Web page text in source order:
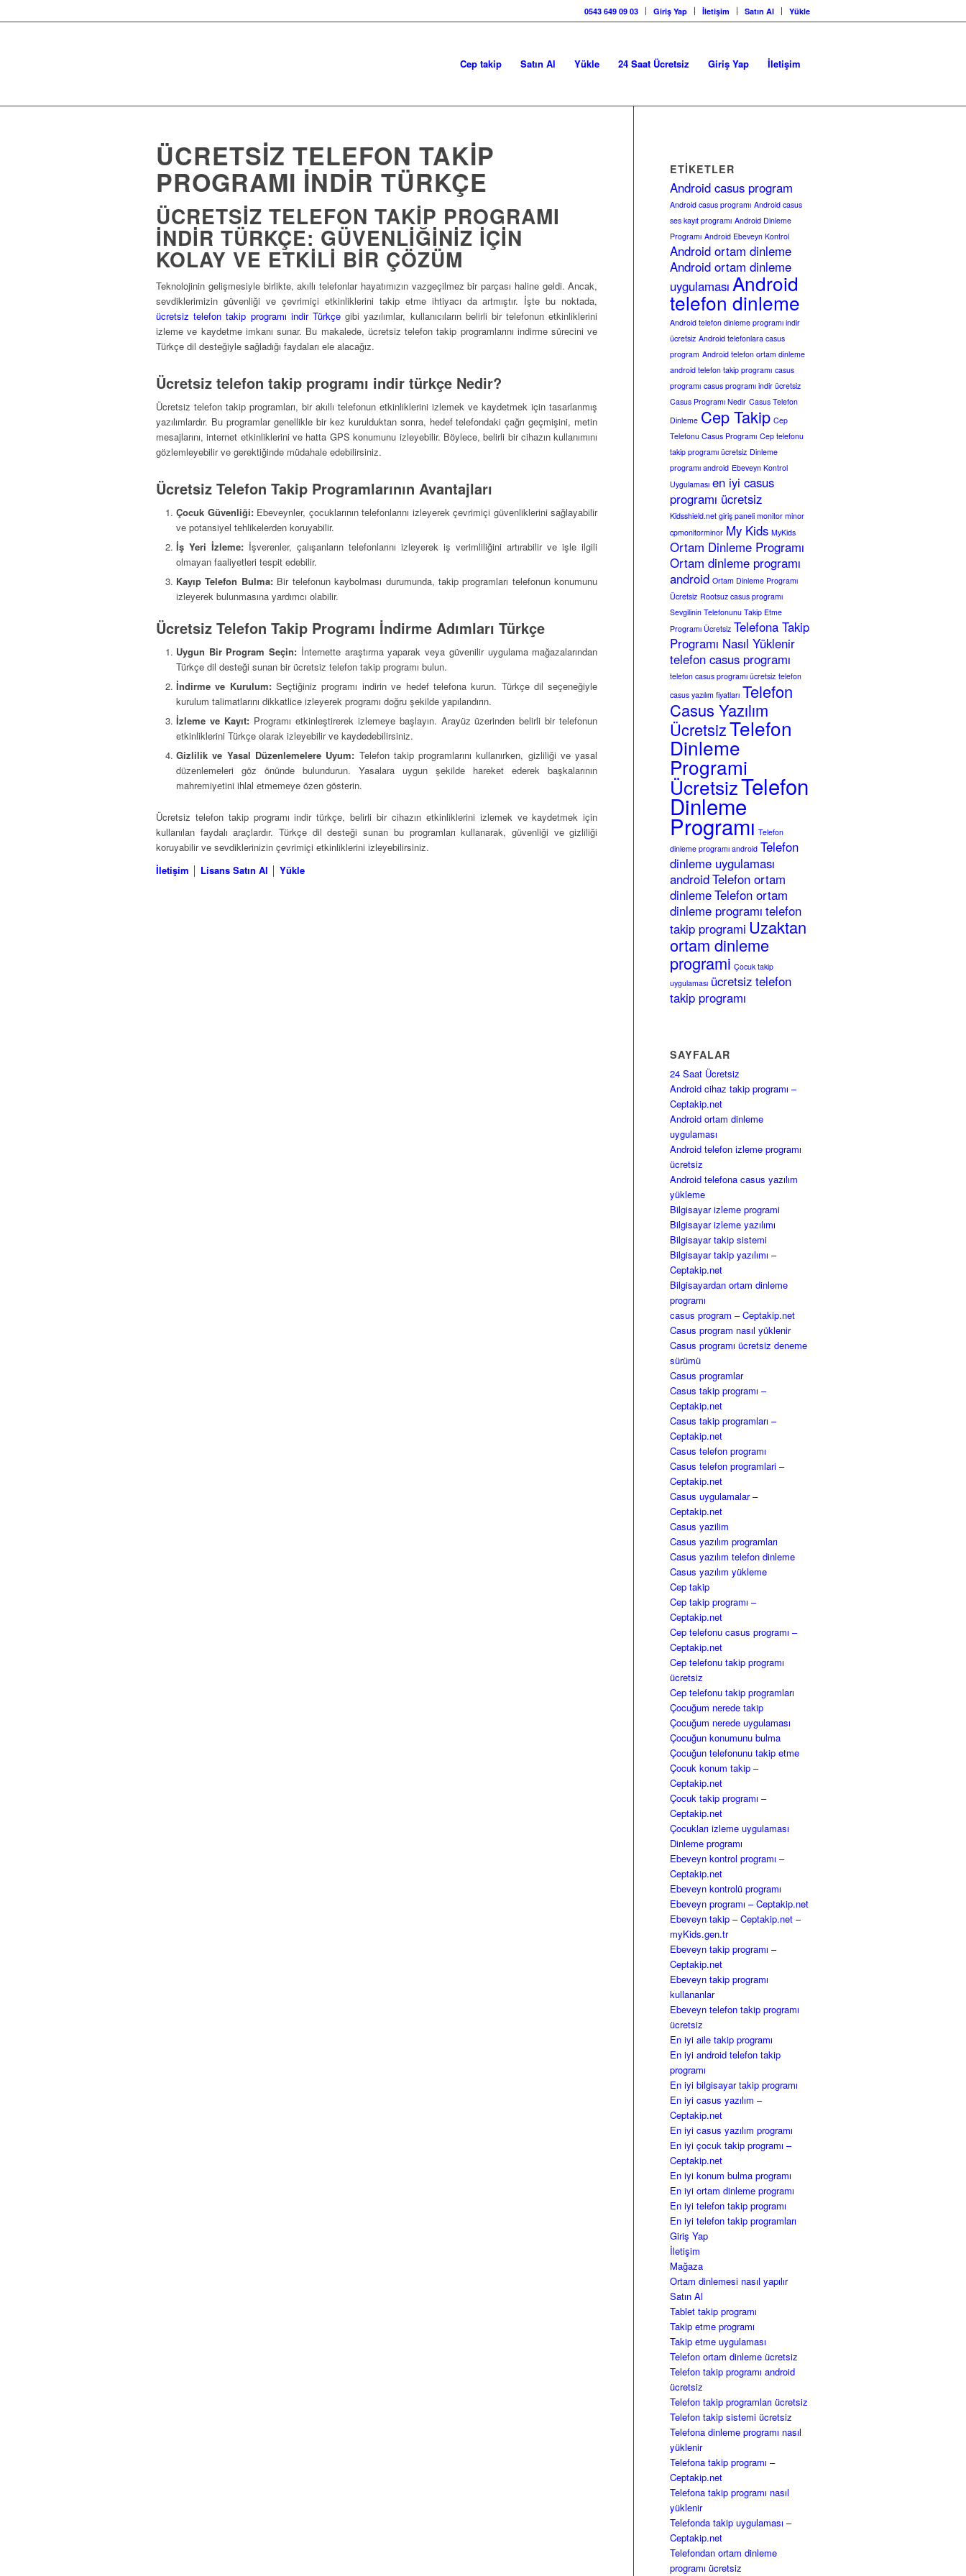
0543 649 09 03 Giriş Yap İletişim Satın Al Yükle
Cep takip Satın Al Yükle 24 Saat Ücretsiz Giriş Yap İletişim
ÜCRETSIZ TELEFON TAKIP
PROGRAMI INDIR TÜRKÇE
ÜCRETSIZ TELEFON TAKIP PROGRAMI
INDIR TÜRKÇE: GÜVENLIĞINIZ İÇIN
KOLAY VE ETKILI BIR ÇÖZÜM
Teknolojinin gelişmesiyle birlikte, akıllı telefonlar hayatımızın vazgeçilmez bir parçası haline geldi. Ancak,
sevdiklerimizin güvenliği ve çevrimiçi etkinliklerini takip etme ihtiyacı da artmıştır. İşte bu noktada,
ücretsiz telefon takip programı indir Türkçegibi yazılımlar, kullanıcıların belirli bir telefonun etkinliklerini
izleme ve kaydetme imkanı sunar. Bu makalede, ücretsiz telefon takip programlarını indirme sürecini ve
Türkçe dil desteğiyle sağladığı faydaları ele alacağız.
Ücretsiz telefon takip programı indir türkçe Nedir?
Ücretsiz telefon takip programları, bir akıllı telefonun etkinliklerini izlemek ve kaydetmek için tasarlanmış
yazılımlardır. Bu programlar genellikle bir kez kurulduktan sonra, hedef telefondaki çağrı geçmişini, metin
mesajlarını, internet etkinliklerini ve hatta GPS konumunu izleyebilir. Böylece, belirli bir cihazın kullanımını
gözlemleyebilir ve gerektiğinde müdahale edebilirsiniz.
Ücretsiz Telefon Takip Programlarının Avantajları
Çocuk Güvenliği:Ebeveynler, çocuklarının telefonlarını izleyerek çevrimiçi güvenliklerini sağlayabilir
ve potansiyel tehlikelerden koruyabilir.
İş Yeri İzleme: İşverenler, çalışanların telefonlarını izleyerek iş verimliliğini artırabilir ve işle ilgili
olmayan faaliyetleri tespit edebilir.
Kayıp Telefon Bulma:Bir telefonun kaybolması durumunda, takip programları telefonun konumunu
izleyerek bulunmasına yardımcı olabilir.
Ücretsiz Telefon Takip Programı İndirme Adımları Türkçe
Uygun Bir Program Seçin: İnternette araştırma yaparak veya güvenilir uygulama mağazalarından
Türkçe dil desteği sunan bir ücretsiz telefon takip programı bulun.
İndirme ve Kurulum:Seçtiğiniz programı indirin ve hedef telefona kurun. Türkçe dil seçeneğiyle
kurulum talimatlarını dikkatlice izleyerek programı doğru şekilde yapılandırın.
İzleme ve Kayıt:Programı etkinleştirerek izlemeye başlayın. Arayüz üzerinden belirli bir telefonun
etkinliklerini Türkçe olarak izleyebilir ve kaydedebilirsiniz.
Gizlilik ve Yasal Düzenlemelere Uyum: Telefon takip programlarını kullanırken, gizliliği ve yasal
düzenlemeleri göz önünde bulundurun. Yasalara uygun şekilde hareket ederek başkalarının
mahremiyetini ihlal etmemeye özen gösterin.
Ücretsiz telefon takip programı indir türkçe, belirli bir cihazın etkinliklerini izlemek ve kaydetmek için
kullanılan faydalı araçlardır. Türkçe dil desteği sunan bu programları kullanarak, güvenliği ve gizliliği
koruyabilir ve sevdiklerinizin çevrimiçi etkinliklerini izleyebilirsiniz.
İletişim │ Lisans Satın Al │ Yükle
ETIKETLER
Android casus program
Android casus programı Android casus
ses kayıt programı Android Dinleme
Programı Android Ebeveyn Kontrol
Android ortam dinleme
Android ortam dinleme
uygulaması Android
telefon dinleme
Android telefon dinleme programı indir
ücretsiz Android telefonlara casus
program Android telefon ortam dinleme
android telefon takip programı casus
programı casus programı indir ücretsiz
Casus Programı Nedir Casus Telefon
Dinleme Cep Takip Cep
Telefonu Casus Programı Cep telefonu
takip programı ücretsiz Dinleme
programı android Ebeveyn Kontrol
Uygulaması en iyi casus
programı ücretsiz
Kidsshield.net giriş paneli monitor minor
cpmonitorminor My Kids MyKids
Ortam Dinleme Programı
Ortam dinleme programı
android Ortam Dinleme Programı
Ücretsiz Rootsuz casus programı
Sevgilinin Telefonunu Takip Etme
Programı Ücretsiz Telefona Takip
Programı Nasıl Yüklenir
telefon casus programı
telefon casus programı ücretsiz telefon
casus yazılım fiyatları Telefon
Casus Yazılım
ÜcretsizTelefon
Dinleme
Programi
ÜcretsizTelefon
Dinleme
Programı Telefon
dinleme programı android Telefon
dinleme uygulaması
androidTelefon ortam
dinlemeTelefon ortam
dinleme programı telefon
takip programi Uzaktan
ortam dinleme
programi Çocuk takip
uygulaması ücretsiz telefon
takip programı
SAYFALAR
24 Saat Ücretsiz
Android cihaz takip programı –
Ceptakip.net
Android ortam dinleme
uygulaması
Android telefon izleme programı
ücretsiz
Android telefona casus yazılım
yükleme
Bilgisayar izleme programi
Bilgisayar izleme yazılımı
Bilgisayar takip sistemi
Bilgisayar takip yazılımı –
Ceptakip.net
Bilgisayardan ortam dinleme
programı
casus program – Ceptakip.net
Casus program nasıl yüklenir
Casus programı ücretsiz deneme
sürümü
Casus programlar
Casus takip programı –
Ceptakip.net
Casus takip programları –
Ceptakip.net
Casus telefon programı
Casus telefon programlari –
Ceptakip.net
Casus uygulamalar –
Ceptakip.net
Casus yazilim
Casus yazılım programları
Casus yazılım telefon dinleme
Casus yazılım yükleme
Cep takip
Cep takip programı –
Ceptakip.net
Cep telefonu casus programı –
Ceptakip.net
Cep telefonu takip programı
ücretsiz
Cep telefonu takip programları
Çocuğum nerede takip
Çocuğum nerede uygulaması
Çocuğun konumunu bulma
Çocuğun telefonunu takip etme
Çocuk konum takip –
Ceptakip.net
Çocuk takip programı –
Ceptakip.net
Çocukları izleme uygulaması
Dinleme programı
Ebeveyn kontrol programı –
Ceptakip.net
Ebeveyn kontrolü programı
Ebeveyn programı – Ceptakip.net
Ebeveyn takip – Ceptakip.net –
myKids.gen.tr
Ebeveyn takip programı –
Ceptakip.net
Ebeveyn takip programı
kullananlar
Ebeveyn telefon takip programı
ücretsiz
En iyi aile takip programı
En iyi android telefon takip
programı
En iyi bilgisayar takip programı
En iyi casus yazılım –
Ceptakip.net
En iyi casus yazılım programı
En iyi çocuk takip programı –
Ceptakip.net
En iyi konum bulma programı
En iyi ortam dinleme programı
En iyi telefon takip programı
En iyi telefon takip programları
Giriş Yap
İletişim
Mağaza
Ortam dinlemesi nasıl yapılır
Satın Al
Tablet takip programı
Takip etme programı
Takip etme uygulaması
Telefon ortam dinleme ücretsiz
Telefon takip programı android
ücretsiz
Telefon takip programları ücretsiz
Telefon takip sistemi ücretsiz
Telefona dinleme programı nasıl
yüklenir
Telefona takip programı –
Ceptakip.net
Telefona takip programı nasıl
yüklenir
Telefonda takip uygulaması –
Ceptakip.net
Telefondan ortam dinleme
programı ücretsiz